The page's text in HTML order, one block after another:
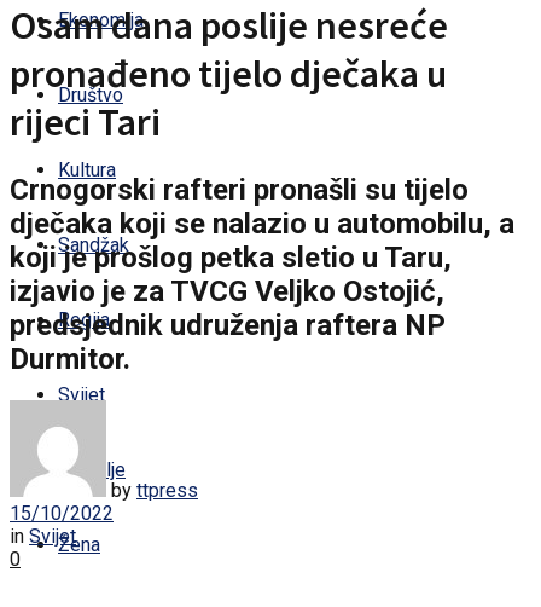
Ekonomija
Društvo
Kultura
Sandžak
Regija
Svijet
Zdravlje
Žena
Osam dana poslije nesreće
pronađeno tijelo dječaka u
rijeci Tari
Crnogorski rafteri pronašli su tijelo
dječaka koji se nalazio u automobilu, a
koji je prošlog petka sletio u Taru,
izjavio je za TVCG Veljko Ostojić,
predsjednik udruženja raftera NP
Durmitor.
by ttpress
15/10/2022
in Svijet
0